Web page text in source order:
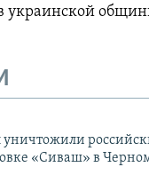
украинской
«Сиваш» в